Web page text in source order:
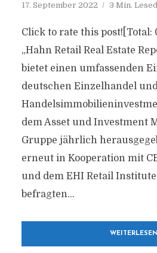
17. September 2022 3 Min.
Click to rate this post![Total:
„Hahn Retail Real Estate
bietet einen umfassenden
deutschen Einzelhandel
dem Asset und Investment
Gruppe jährlich
erneut in Kooperation mit
und dem EHI Retail
befragten...
WEITERLESEN